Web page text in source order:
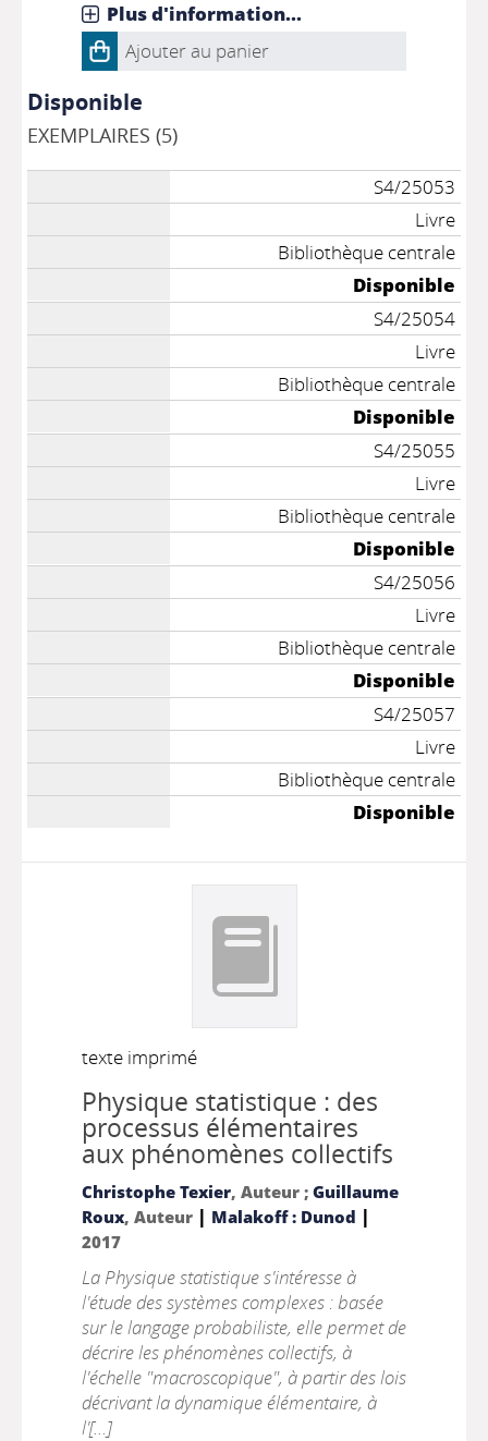
Plus d'information...
Ajouter au panier
Disponible
EXEMPLAIRES (5)
S4/25053
Livre
Bibliothèque centrale
Disponible
S4/25054
Livre
Bibliothèque centrale
Disponible
S4/25055
Livre
Bibliothèque centrale
Disponible
S4/25056
Livre
Bibliothèque centrale
Disponible
S4/25057
Livre
Bibliothèque centrale
Disponible
texte imprimé
Physique statistique : des
processus élémentaires
aux phénomènes collectifs
Christophe Texier, Auteur ; Guillaume
Roux, Auteur | Malakoff : Dunod |
2017
La Physique statistique s'intéresse à
l'étude des systèmes complexes : basée
sur le langage probabiliste, elle permet de
décrire les phénomènes collectifs, à
l'échelle "macroscopique", à partir des lois
décrivant la dynamique élémentaire, à
l'[...]